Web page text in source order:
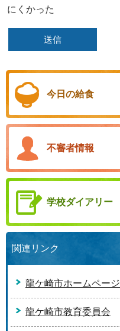
にくかった
今日の給食
不審者情報
学校ダイアリー
関連リンク
龍ケ崎市ホームページ
龍ケ崎市教育委員会